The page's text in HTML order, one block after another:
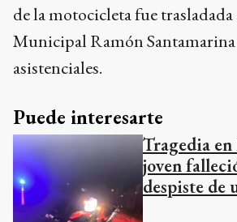
de la motocicleta fue
Municipal Ramón Santamarina
asistenciales.
Puede interesarte
Tragedia
joven
despiste de